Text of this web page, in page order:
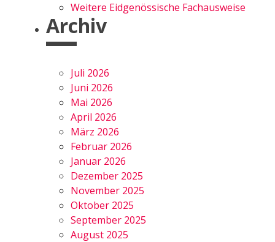
Weitere Eidgenössische Fachausweise
Archiv
Juli 2026
Juni 2026
Mai 2026
April 2026
März 2026
Februar 2026
Januar 2026
Dezember 2025
November 2025
Oktober 2025
September 2025
August 2025